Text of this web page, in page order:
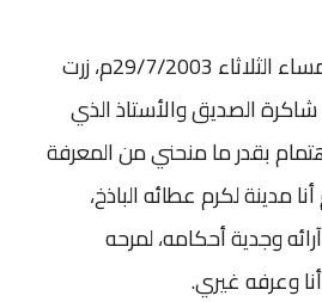
قبل أسبوع من وفاته، مساء الثلاثاء 29/7/2003م، زرت
الصديق والأستاذ الذي
بقدر ما منحني من المعرفة
مدينة لكرم عطائه الباذخ،
وجدية أحكامه، لمرحه
وعرفه غيري.